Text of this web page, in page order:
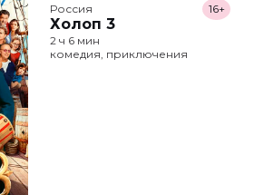
Россия
Холоп 3
16+
2 ч 6 мин
комедия, приключения